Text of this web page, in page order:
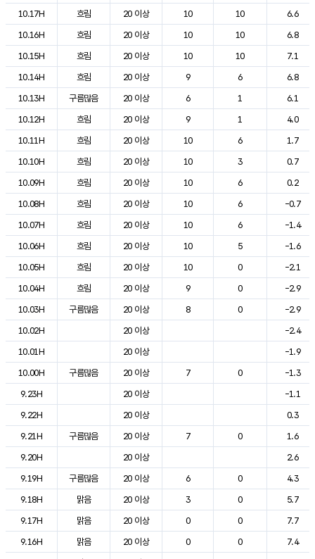
10.17H
흐림 20 이상 10 10
6.6
10.16H
흐림 20 이상 10 10
6.8
10.15H
흐림 20 이상 10 10
7.1
10.14H
흐림 20 이상 9 6
6.8
10.13H
구름많음 20 이상 6 1
6.1
10.12H
흐림 20 이상 9 1
4.0
10.11H
흐림 20 이상 10 6
1.7
10.10H
흐림 20 이상 10 3
0.7
10.09H
흐림 20 이상 10 6
0.2
10.08H
흐림 20 이상 10 6
-0.7
10.07H
흐림 20 이상 10 6
-1.4
10.06H
흐림 20 이상 10 5
-1.6
10.05H
흐림 20 이상 10 0
-2.1
10.04H
흐림 20 이상 9 0
-2.9
10.03H
구름많음 20 이상 8 0
-2.9
10.02H
20 이상
-2.4
10.01H
20 이상
-1.9
10.00H
구름많음 20 이상 7 0
-1.3
9.23H
20 이상
-1.1
9.22H
20 이상
0.3
9.21H
구름많음 20 이상 7 0
1.6
9.20H
20 이상
2.6
9.19H
구름많음 20 이상 6 0
4.3
9.18H
맑음 20 이상 3 0
5.7
9.17H
맑음 20 이상 0 0
7.7
9.16H
맑음 20 이상 0 0
7.4